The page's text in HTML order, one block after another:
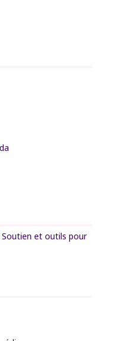
et outils pour